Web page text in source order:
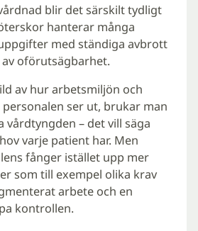
blir det särskilt tydligt
hanterar många
med ständiga avbrott
oförutsägbarhet.
av hur arbetsmiljön och
ser ut, brukar man
– det vill säga
varje patient har. Men
fånger istället upp mer
som till exempel olika krav
arbete och en
kontrollen.